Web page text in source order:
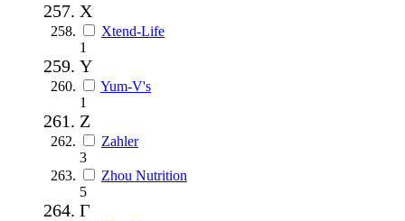
X
Xtend-Life
1
Y
Yum-V's
1
Z
Zahler
3
Zhou Nutrition
5
Г